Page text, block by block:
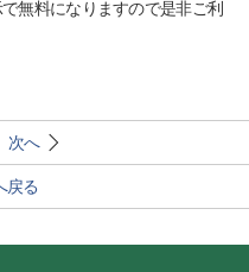
無料になりますので是非ご利
次へ
戻る